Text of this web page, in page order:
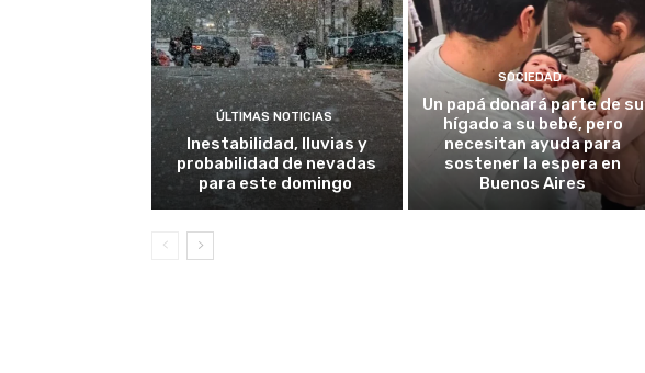
ÚLTIMAS NOTICIAS
Inestabilidad, lluvias y
probabilidad de nevadas
para este domingo
SOCIEDAD
Un papá donará parte de su
hígado a su bebé, pero
necesitan ayuda para
sostener la espera en
Buenos Aires